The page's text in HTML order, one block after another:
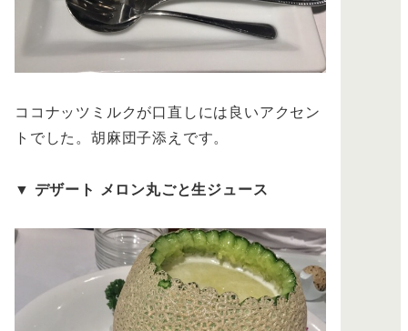
ココナッツミルクが口直しには良いアクセン
トでした。胡麻団子添えです。
▼ デザート メロン丸ごと生ジュース